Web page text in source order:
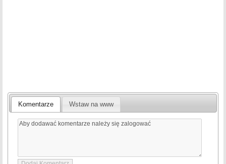
Komentarze Wstaw na www